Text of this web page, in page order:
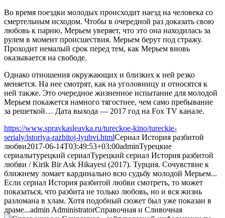
Во время поездки молодых происходит наезд на человека со
смертельным исходом. Чтобы в очередной раз доказать свою
любовь к парню, Мерьем уверяет, что это она находилась за
рулем в момент происшествия. Мерьем берут под стражу.
Проходит немалый срок перед тем, как Мерьем вновь
оказывается на свободе.
Однако отношения окружающих и близких к ней резко
меняется. На нее смотрят, как на уголовницу и относятся к
ней также. Это очередное жизненное испытание для молодой
Мерьем покажется намного тягостнее, чем само пребывание
за решеткой… Дата выхода — 2017 год на Fox TV канале.
https://www.spravkasleavka.ru/tureckoe-kino/tureckie-
serialy/istoriya-razbitoj-lyubvi.htmlСериал История разбитой
любви2017-06-14T03:49:53+03:00adminТурецкие
сериалытурецкий сериалТурецкий сериал История разбитой
любви / Kirik Bir Ask Hikayesi (2017). Турция. Сочувствие к
ближнему ломает кардинально всю судьбу молодой Мерьем...
Если сериал История разбитой любви смотреть, то может
показаться, что разбита не только любовь, но и вся жизнь
разломана в хлам. Хотя подобный сюжет был уже показан в
драме...admin AdministratorСправочная и Сливочная